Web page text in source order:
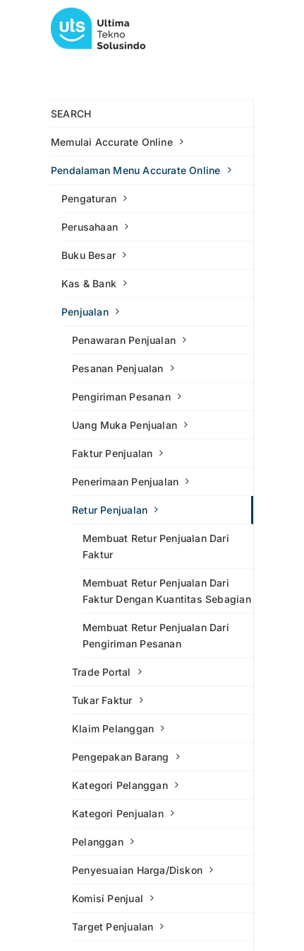
SEARCH
Memulai Accurate Online
Pendalaman Menu Accurate Online
Pengaturan
Perusahaan
Buku Besar
Kas & Bank
Penjualan
Penawaran Penjualan
Pesanan Penjualan
Pengiriman Pesanan
Uang Muka Penjualan
Faktur Penjualan
Penerimaan Penjualan
Retur Penjualan
Membuat Retur Penjualan Dari
Faktur
Membuat Retur Penjualan Dari
Faktur Dengan Kuantitas Sebagian
Membuat Retur Penjualan Dari
Pengiriman Pesanan
Trade Portal
Tukar Faktur
Klaim Pelanggan
Pengepakan Barang
Kategori Pelanggan
Kategori Penjualan
Pelanggan
Penyesuaian Harga/Diskon
Komisi Penjual
Target Penjualan